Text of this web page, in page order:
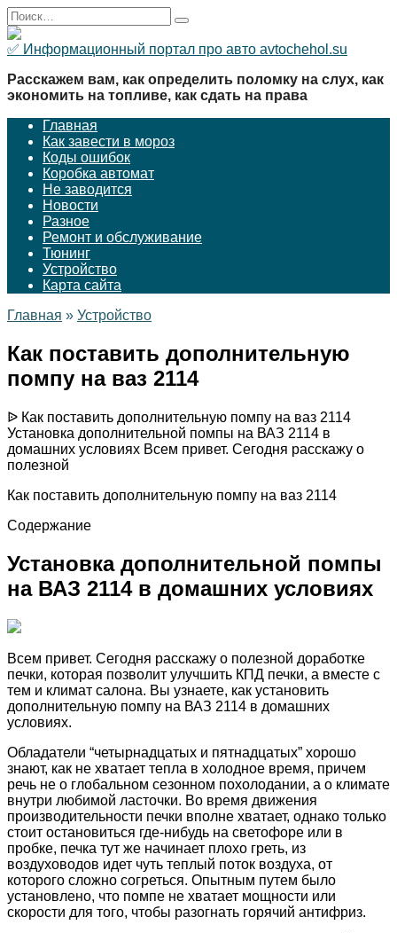
Перейти
к
содержанию
Search
for:
✅ Информационный портал про авто avtochehol.su
Расскажем вам, как определить поломку на слух, как
экономить на топливе, как сдать на права
Главная
Как завести в мороз
Коды ошибок
Коробка автомат
Не заводится
Новости
Разное
Ремонт и обслуживание
Тюнинг
Устройство
Карта сайта
Главная » Устройство
Как поставить дополнительную
помпу на ваз 2114
ᐉ Как поставить дополнительную помпу на ваз 2114
Установка дополнительной помпы на ВАЗ 2114 в
домашних условиях Всем привет. Сегодня расскажу о
полезной
Как поставить дополнительную помпу на ваз 2114
Содержание
Установка дополнительной помпы
на ВАЗ 2114 в домашних условиях
Всем привет. Сегодня расскажу о полезной доработке
печки, которая позволит улучшить КПД печки, а вместе с
тем и климат салона. Вы узнаете, как установить
дополнительную помпу на ВАЗ 2114 в домашних
условиях.
Обладатели “четырнадцатых и пятнадцатых” хорошо
знают, как не хватает тепла в холодное время, причем
речь не о глобальном сезонном похолодании, а о климате
внутри любимой ласточки. Во время движения
производительности печки вполне хватает, однако только
стоит остановиться где-нибудь на светофоре или в
пробке, печка тут же начинает плохо греть, из
воздуховодов идет чуть теплый поток воздуха, от
которого сложно согреться. Опытным путем было
установлено, что помпе не хватает мощности или
скорости для того, чтобы разогнать горячий антифриз.